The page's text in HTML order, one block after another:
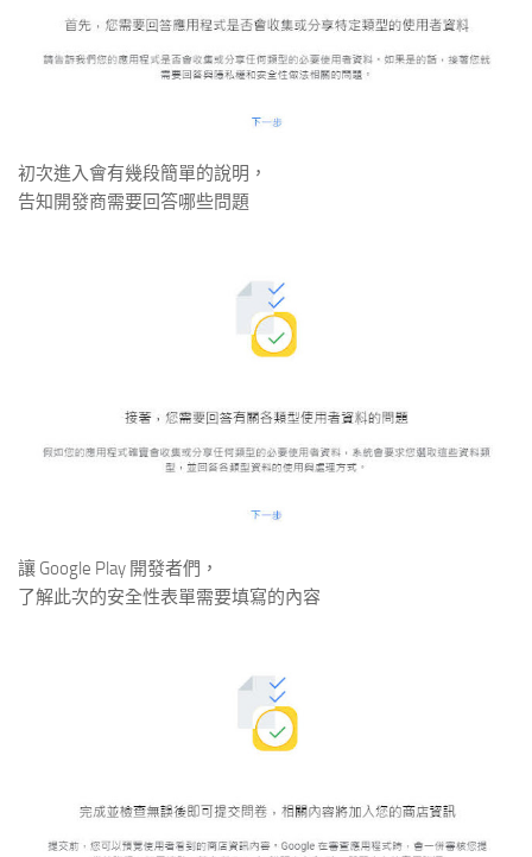
初次進入會有幾段簡單的說明，
告知開發商需要回答哪些問題
讓 Google Play 開發者們，
了解此次的安全性表單需要填寫的內容